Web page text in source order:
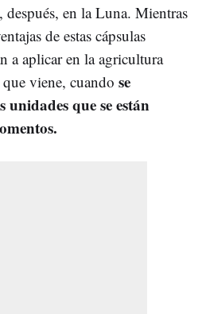
en la Luna. Mientras
de estas cápsulas
a aplicar en la agricultura
viene, cuando se
que se están